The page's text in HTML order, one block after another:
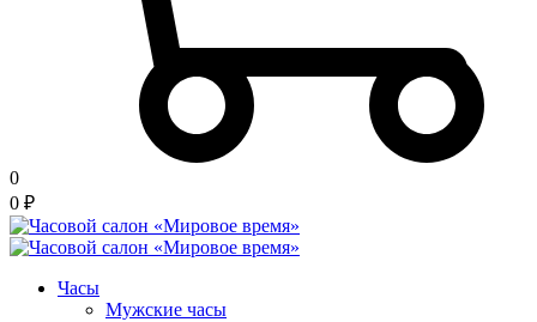
0
0 ₽
Часы
Мужские часы